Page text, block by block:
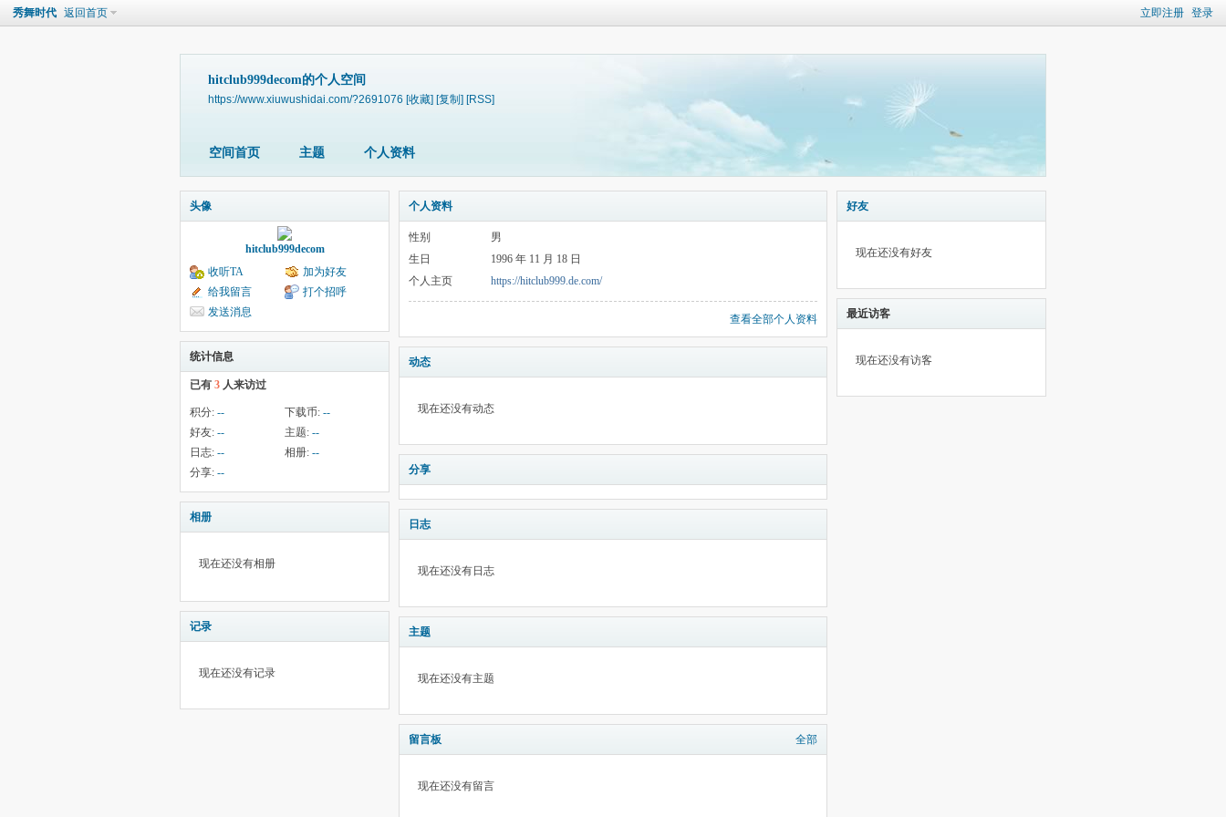
立即注册 登录
秀舞时代 返回首页
hitclub999decom的个人空间
https://www.xiuwushidai.com/?2691076 [收藏] [复制] [RSS]
空间首页 主题 个人资料
头像
hitclub999decom
收听TA
加为好友
给我留言
打个招呼
发送消息
统计信息
已有 3 人来访过
积分: -- 下载币: --
好友: -- 主题: --
日志: -- 相册: --
分享: --
相册
现在还没有相册
记录
现在还没有记录
个人资料
性别
男
生日
1996 年 11 月 18 日
个人主页
https://hitclub999.de.com/
查看全部个人资料
动态
现在还没有动态
分享
日志
现在还没有日志
主题
现在还没有主题
留言板 全部
现在还没有留言
好友
现在还没有好友
最近访客
现在还没有访客